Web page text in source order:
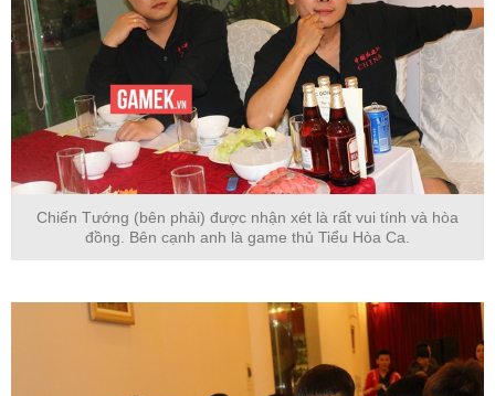
Chiến Tướng (bên phải) được nhận xét là rất vui tính và hòa
đồng. Bên cạnh anh là game thủ Tiểu Hòa Ca.